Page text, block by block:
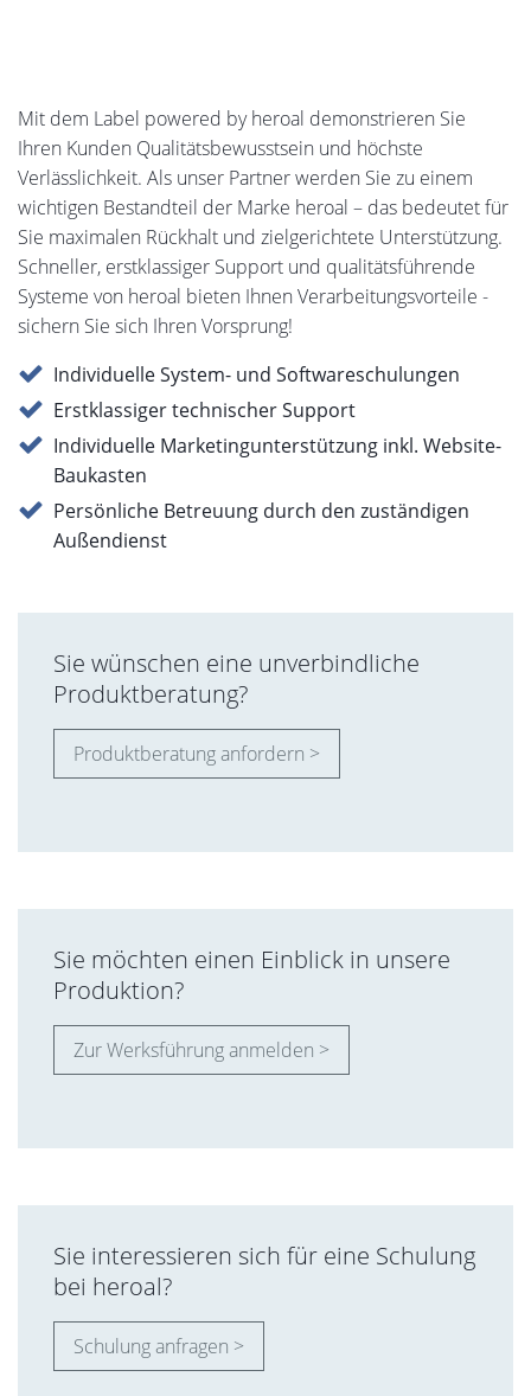
Mit dem Label powered by heroal demonstrieren Sie
Ihren Kunden Qualitätsbewusstsein und höchste
Verlässlichkeit. Als unser Partner werden Sie zu einem
wichtigen Bestandteil der Marke heroal – das bedeutet für
Sie maximalen Rückhalt und zielgerichtete Unterstützung.
Schneller, erstklassiger Support und qualitätsführende
Systeme von heroal bieten Ihnen Verarbeitungsvorteile -
sichern Sie sich Ihren Vorsprung!
Individuelle System- und Softwareschulungen
Erstklassiger technischer Support
Individuelle Marketingunterstützung inkl. Website-
Baukasten
Persönliche Betreuung durch den zuständigen
Außendienst
Sie wünschen eine unverbindliche
Produktberatung?
Produktberatung anfordern >
Sie möchten einen Einblick in unsere
Produktion?
Zur Werksführung anmelden >
Sie interessieren sich für eine Schulung
bei heroal?
Schulung anfragen >